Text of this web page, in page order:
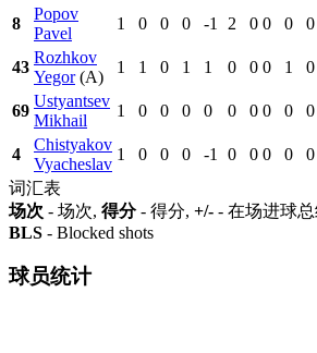
8
Popov
Pavel
1 0 0 0 -1 2 0 0 0 0
43
Rozhkov
Yegor(A)
1 1 0 1 1 0 0 0 1 0
69
Ustyantsev
Mikhail
1 0 0 0 0 0 0 0 0 0
4
Chistyakov
Vyacheslav
1 0 0 0 -1 0 0 0 0 0
词汇表
场次 - 场次, 得分- 得分, +/- - 在场进球
BLS - Blocked shots
球员统计